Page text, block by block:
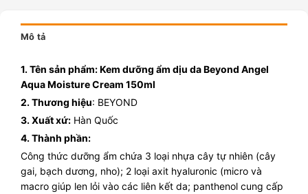
Mô tả
1. Tên sản phẩm: Kem dưỡng ẩm dịu da Beyond Angel
Aqua Moisture Cream 150ml
2. Thương hiệu: BEYOND
3. Xuất xứ: Hàn Quốc
4. Thành phần:
Công thức dưỡng ẩm chứa 3 loại nhựa cây tự nhiên (cây
gai, bạch dương, nho); 2 loại axit hyaluronic (micro và
macro giúp len lỏi vào các liên kết da; panthenol cung cấp